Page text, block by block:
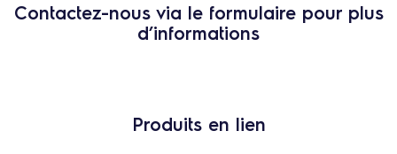
Contactez-nous via le formulaire pour plus
d’informations
Produits en lien